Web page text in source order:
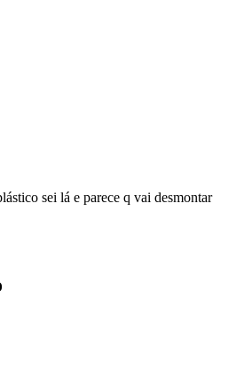
sei lá e parece q vai desmontar